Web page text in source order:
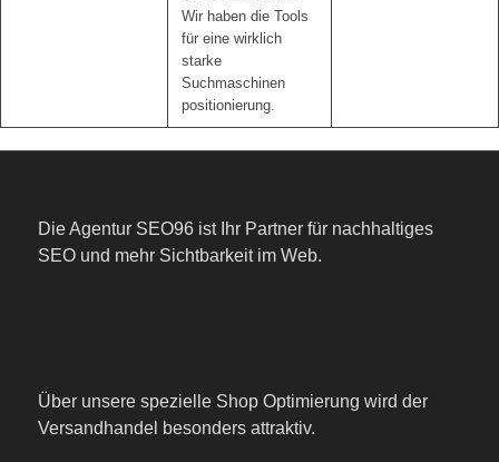
Wir haben die Tools
für eine wirklich
starke
Suchmaschinen
positionierung.
Die Agentur SEO96 ist Ihr Partner für nachhaltiges
SEO und mehr Sichtbarkeit im Web.
Über unsere spezielle Shop Optimierung wird der
Versandhandel besonders attraktiv.